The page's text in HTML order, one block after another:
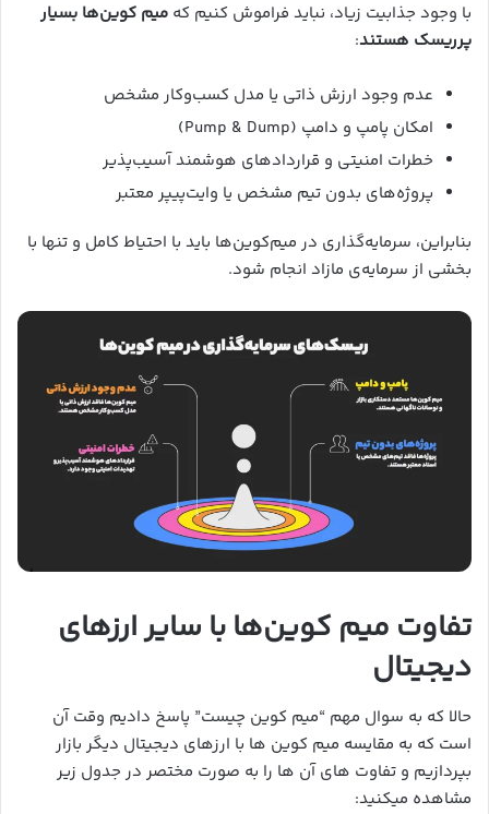
با وجود جذابیت زیاد، نباید فراموش کنیم که میم کوین‌ها بسیار
پرریسک هستند:
عدم وجود ارزش ذاتی یا مدل کسب‌وکار مشخص
امکان پامپ و دامپ (Pump & Dump)
خطرات امنیتی و قراردادهای هوشمند آسیب‌پذیر
پروژه‌های بدون تیم مشخص یا وایت‌پیپر معتبر
بنابراین، سرمایه‌گذاری در میم‌کوین‌ها باید با احتیاط کامل و تنها با
بخشی از سرمایه‌ی مازاد انجام شود.
تفاوت میم کوین‌ها با سایر ارزهای
دیجیتال
حالا که به سوال مهم “میم کوین چیست” پاسخ دادیم وقت آن
است که به مقایسه میم کوین ها با ارزهای دیجیتال دیگر بازار
بپردازیم و تفاوت های آن ها را به صورت مختصر در جدول زیر
مشاهده میکنید: